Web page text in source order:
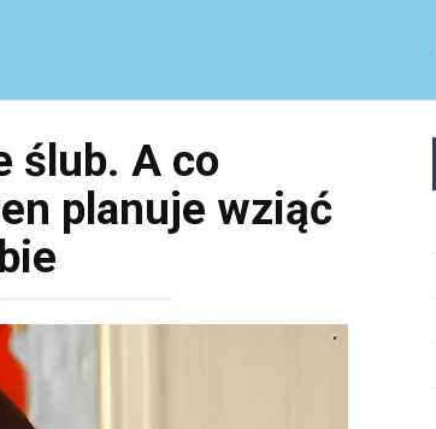
ślub. A co
planuje wziąć